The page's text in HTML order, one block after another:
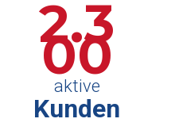
2.3
00
aktive
Kunden